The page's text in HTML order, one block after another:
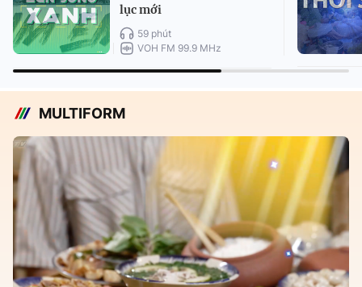
lục mới
59 phút
VOH FM 99.9 MHz
MULTIFORM